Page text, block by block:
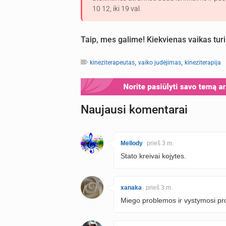
10 12, iki 19 val.
Taip, mes galime! Kiekvienas vaikas
kineziterapeutas, vaiko judėjimas, kineziterapija
Naujausi komentarai
Mellody prieš 3 m.
Stato kreivai kojytes.
xanaka prieš 3 m.
Miego problemos ir vystymosi